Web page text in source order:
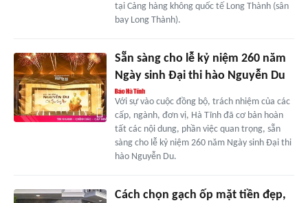
tại Cảng hàng không quốc tế Long Thành (sân
bay Long Thành).
Sẵn sàng cho lễ kỷ niệm 260 năm
Ngày sinh Đại thi hào Nguyễn Du
Với sự vào cuộc đồng bộ, trách nhiệm của các
cấp, ngành, đơn vị, Hà Tĩnh đã cơ bản hoàn
tất các nội dung, phần việc quan trọng, sẵn
sàng cho lễ kỷ niệm 260 năm Ngày sinh Đại thi
hào Nguyễn Du.
Cách chọn gạch ốp mặt tiền đẹp,